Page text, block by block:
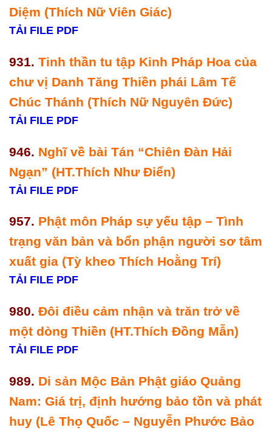
Diệm (Thích Nữ Viên Giác)
TẢI FILE PDF
931. Tinh thần tu tập Kinh Pháp Hoa của
chư vị Danh Tăng Thiền phái Lâm Tế
Chúc Thánh (Thích Nữ Nguyên Đức)
TẢI FILE PDF
946. Nghĩ về bài Tán “Chiên Đàn Hải
Ngạn” (HT.Thích Như Điển)
TẢI FILE PDF
957. Phật môn Pháp sự yếu tập – Tình
trạng văn bản và bổn phận người sơ tâm
xuất gia (Tỳ kheo Thích Hoằng Trí)
TẢI FILE PDF
980. Đôi điều cảm nhận và trăn trở về
một dòng Thiền (HT.Thích Đồng Mẫn)
TẢI FILE PDF
989. Di sản Mộc Bản Phật giáo Quảng
Nam: Giá trị, định hướng bảo tồn và phát
huy (Lê Thọ Quốc – Nguyễn Phước Bảo